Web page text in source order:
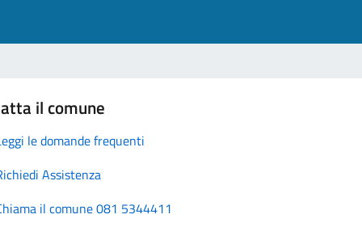
il comune
le domande frequenti
Assistenza
il comune 081 5344411